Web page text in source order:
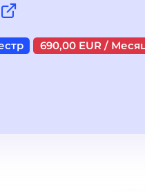
690,00 EUR /